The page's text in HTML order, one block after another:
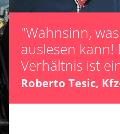
Steuergerät
unbekannte
Zurücksetzen
Zurücksetzen
"Wahnsinn,
auslesen kann!
Verhältnis ist
Roberto Tesic,